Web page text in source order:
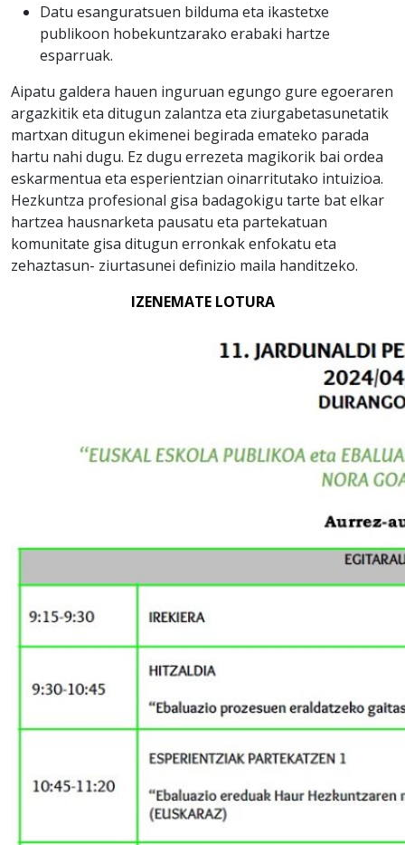
Datu esanguratsuen bilduma eta ikastetxe
publikoon hobekuntzarako erabaki hartze
esparruak.
Aipatu galdera hauen inguruan egungo gure egoeraren
argazkitik eta ditugun zalantza eta ziurgabetasunetatik
martxan ditugun ekimenei begirada emateko parada
hartu nahi dugu. Ez dugu errezeta magikorik bai ordea
eskarmentua eta esperientzian oinarritutako intuizioa.
Hezkuntza profesional gisa badagokigu tarte bat elkar
hartzea hausnarketa pausatu eta partekatuan
komunitate gisa ditugun erronkak enfokatu eta
zehaztasun- ziurtasunei definizio maila handitzeko.
IZENEMATE LOTURA